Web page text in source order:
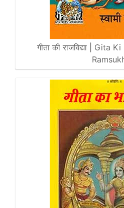
गीता की राजविद्या | Gita